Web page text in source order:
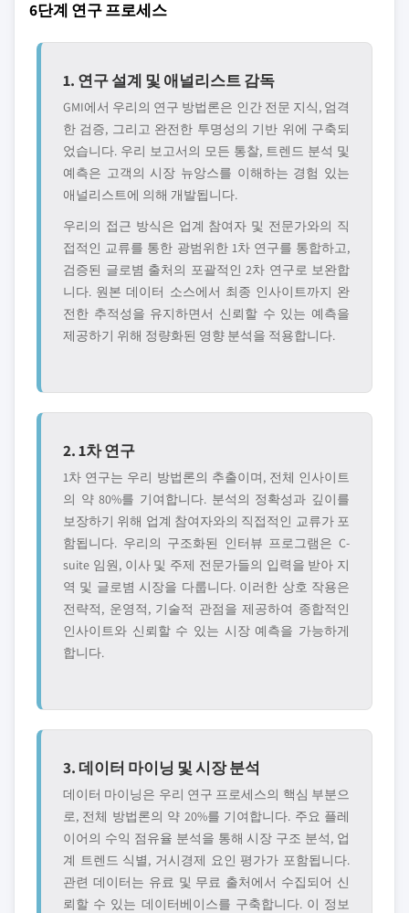
6단계 연구 프로세스
1. 연구 설계 및 애널리스트 감독
GMI에서 우리의 연구 방법론은 인간 전문 지식, 엄격
한 검증, 그리고 완전한 투명성의 기반 위에 구축되
었습니다. 우리 보고서의 모든 통찰, 트렌드 분석 및
예측은 고객의 시장 뉴앙스를 이해하는 경험 있는
애널리스트에 의해 개발됩니다.
우리의 접근 방식은 업계 참여자 및 전문가와의 직
접적인 교류를 통한 광범위한 1차 연구를 통합하고,
검증된 글로볌 출처의 포괄적인 2차 연구로 보완합
니다. 원본 데이터 소스에서 최종 인사이트까지 완
전한 추적성을 유지하면서 신뢰할 수 있는 예측을
제공하기 위해 정량화된 영향 분석을 적용합니다.
2. 1차 연구
1차 연구는 우리 방법론의 추출이며, 전체 인사이트
의 약 80%를 기여합니다. 분석의 정확성과 깊이를
보장하기 위해 업계 참여자와의 직접적인 교류가 포
함됩니다. 우리의 구조화된 인터뷰 프로그램은 C-
suite 임원, 이사 및 주제 전문가들의 입력을 받아 지
역 및 글로볌 시장을 다룹니다. 이러한 상호 작용은
전략적, 운영적, 기술적 관점을 제공하여 종합적인
인사이트와 신뢰할 수 있는 시장 예측을 가능하게
합니다.
3. 데이터 마이닝 및 시장 분석
데이터 마이닝은 우리 연구 프로세스의 핵심 부분으
로, 전체 방법론의 약 20%를 기여합니다. 주요 플레
이어의 수익 점유율 분석을 통해 시장 구조 분석, 업
계 트렌드 식별, 거시경제 요인 평가가 포함됩니다.
관련 데이터는 유료 및 무료 출처에서 수집되어 신
뢰할 수 있는 데이터베이스를 구축합니다. 이 정보